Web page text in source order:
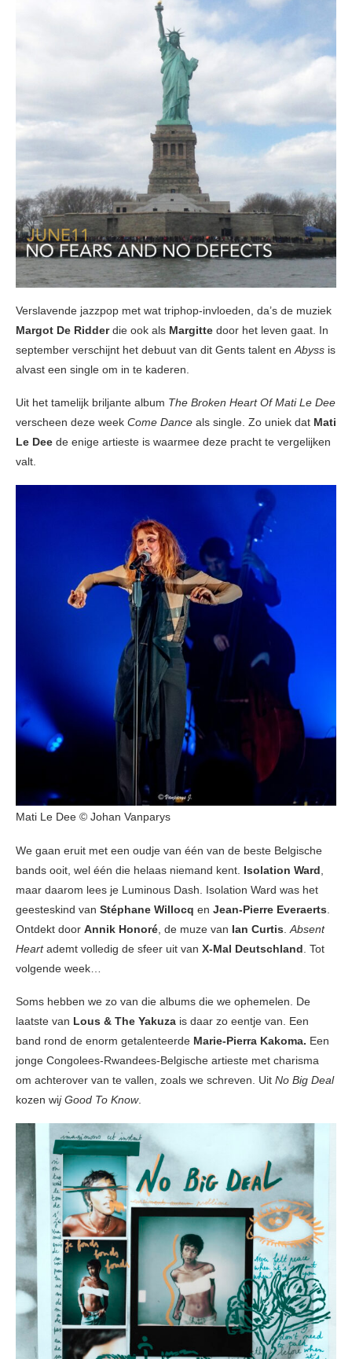
Verslavende jazzpop met wat triphop-invloeden, da’s de muziek
Margot De Ridderdie ook als Margitte door het leven gaat. In
september verschijnt het debuut van dit Gents talent en Abyss is
alvast een single om in te kaderen.
Uit het tamelijk briljante album The Broken Heart Of Mati Le Dee
verscheen deze week Come Dance als single. Zo uniek dat Mati
Le Dee de enige artieste is waarmee deze pracht te vergelijken
valt.
Mati Le Dee © Johan Vanparys
We gaan eruit met een oudje van één van de beste Belgische
bands ooit, wel één die helaas niemand kent. Isolation Ward
maar daarom lees je Luminous Dash. Isolation Ward was het
geesteskind van Stéphane Willocq en Jean-Pierre Everaerts
Ontdekt door Annik Honoré , de muze van Ian Curtis Absent
Heartademt volledig de sfeer uit van X-Mal Deutschland . Tot
volgende week…
Soms hebben we zo van die albums die we ophemelen. De
laatste van Lous & The Yakuza is daar zo eentje van. Een
band rond de enorm getalenteerde Marie-Pierra Kakoma. Een
jonge Congolees-Rwandees-Belgische artieste met charisma
om achterover van te vallen, zoals we schreven. Uit No Big Deal
kozen wij Good To Know.